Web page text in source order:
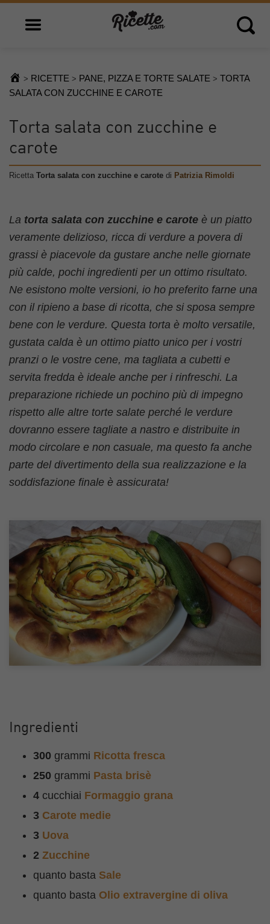
Open main menu Open
> RICETTE > PANE, PIZZA E TORTE SALATE > TORTA
SALATA CON ZUCCHINE E CAROTE
Torta salata con zucchine e
carote
Ricetta Torta salata con zucchine e carote di Patrizia Rimoldi
La torta salata con zucchine e carote è un piatto
veramente delizioso, ricca di verdure a povera di
grassi è piacevole da gustare anche nelle giornate
più calde, pochi ingredienti per un ottimo risultato.
Ne esistono molte versioni, io ho preferito farne una
con il ripieno a base di ricotta, che si sposa sempre
bene con le verdure. Questa torta è molto versatile,
gustata calda è un ottimo piatto unico per i vostri
pranzi o le vostre cene, ma tagliata a cubetti e
servita fredda è ideale anche per i rinfreschi. La
preparazione richiede un pochino più di impegno
rispetto alle altre torte salate perché le verdure
dovranno essere tagliate a nastro e distribuite in
modo circolare e non casuale, ma questo fa anche
parte del divertimento della sua realizzazione e la
soddisfazione finale è assicurata!
Ingredienti
300 grammi Ricotta fresca
250 grammi Pasta brisè
4 cucchiai Formaggio grana
3 Carote medie
3 Uova
2 Zucchine
quanto basta Sale
quanto basta Olio extravergine di oliva